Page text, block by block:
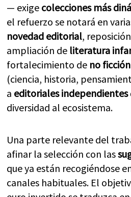
— exige colecciones más
el refuerzo se notará en
novedad editorial,
ampliación de literatura
fortalecimiento de no ficción
(ciencia, historia,
a editoriales independientes
diversidad al ecosistema.
Una parte relevante del
afinar la selección con las
que ya están recogiéndose
canales habituales. El